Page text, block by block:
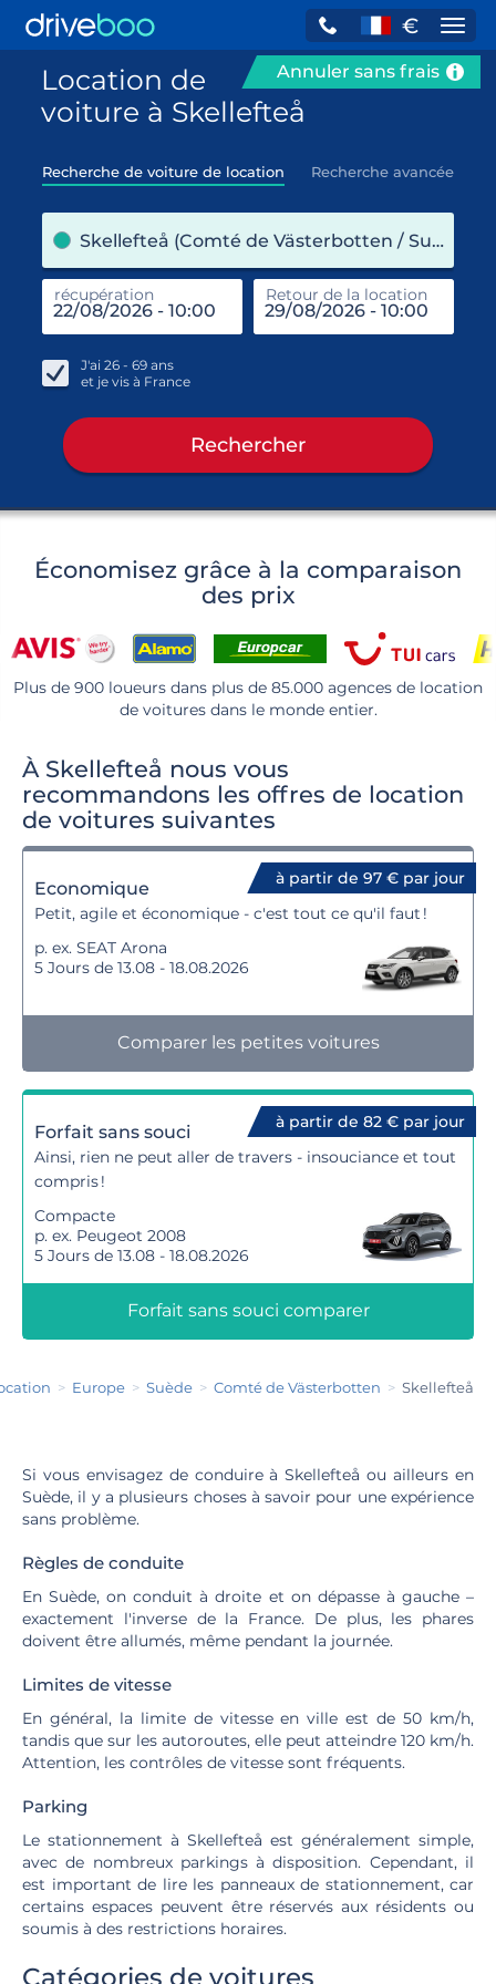
€
Annuler sans frais
Location de
voiture à Skellefteå
Recherche de voiture de location Recherche avancée
Skellefteå (Comté de Västerbotten / Suède)
récupération Retour de la location
J'ai 26 - 69 ans
et je vis à France
Rechercher
Économisez grâce à la comparaison
des prix
Plus de 900 loueurs dans plus de 85.000 agences de location
de voitures dans le monde entier.
À Skellefteå nous vous
recommandons les offres de location
de voitures suivantes
à partir de 97 € par jour
Economique
Petit, agile et économique - c'est tout ce qu'il faut !
p. ex. SEAT Arona
5 Jours de 13.08 - 18.08.2026
Comparer les petites voitures
à partir de 82 € par jour
Forfait sans souci
Ainsi, rien ne peut aller de travers - insouciance et tout
compris !
Compacte
p. ex. Peugeot 2008
5 Jours de 13.08 - 18.08.2026
Forfait sans souci comparer
Europe Suède Comté de Västerbotten Skellefteå
Si vous envisagez de conduire à Skellefteå ou ailleurs en
Suède, il y a plusieurs choses à savoir pour une expérience
sans problème.
Règles de conduite
En Suède, on conduit à droite et on dépasse à gauche –
exactement l'inverse de la France. De plus, les phares
doivent être allumés, même pendant la journée.
Limites de vitesse
En général, la limite de vitesse en ville est de 50 km/h,
tandis que sur les autoroutes, elle peut atteindre 120 km/h.
Attention, les contrôles de vitesse sont fréquents.
Parking
Le stationnement à Skellefteå est généralement simple,
avec de nombreux parkings à disposition. Cependant, il
est important de lire les panneaux de stationnement, car
certains espaces peuvent être réservés aux résidents ou
soumis à des restrictions horaires.
Catégories de voitures